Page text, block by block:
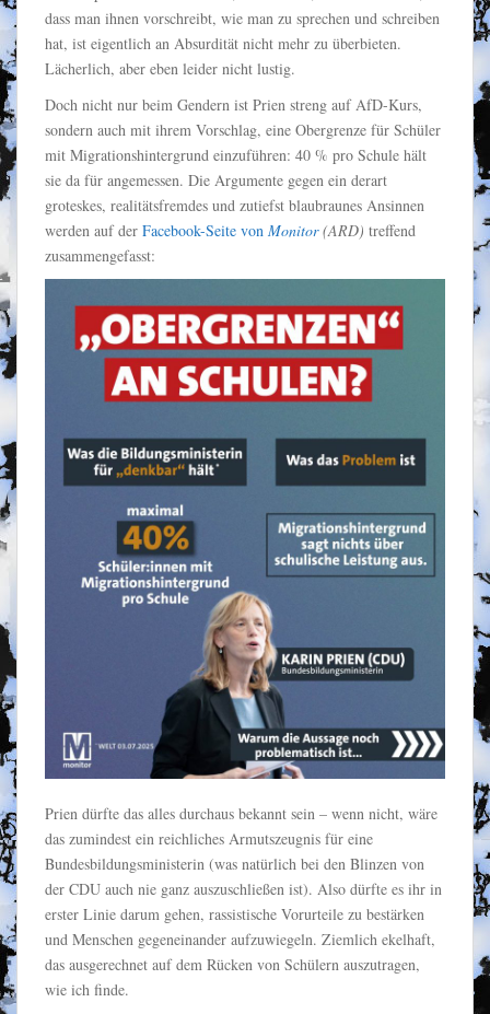
dass man ihnen vorschreibt, wie man zu sprechen und schreiben
hat, ist eigentlich an Absurdität nicht mehr zu überbieten.
Lächerlich, aber eben leider nicht lustig.
Doch nicht nur beim Gendern ist Prien streng auf AfD-Kurs,
sondern auch mit ihrem Vorschlag, eine Obergrenze für Schüler
mit Migrationshintergrund einzuführen: 40 % pro Schule hält
sie da für angemessen. Die Argumente gegen ein derart
groteskes, realitätsfremdes und zutiefst blaubraunes Ansinnen
werden auf der Facebook-Seite von Monitor(ARD) treffend
zusammengefasst:
Prien dürfte das alles durchaus bekannt sein – wenn nicht, wäre
das zumindest ein reichliches Armutszeugnis für eine
Bundesbildungsministerin (was natürlich bei den Blinzen von
der CDU auch nie ganz auszuschließen ist). Also dürfte es ihr in
erster Linie darum gehen, rassistische Vorurteile zu bestärken
und Menschen gegeneinander aufzuwiegeln. Ziemlich ekelhaft,
das ausgerechnet auf dem Rücken von Schülern auszutragen,
wie ich finde.